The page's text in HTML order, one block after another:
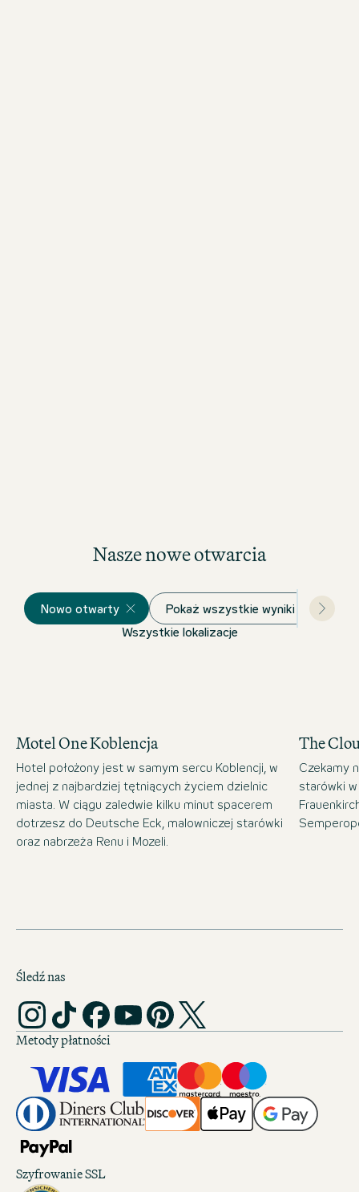
Nasze nowe otwarcia
Nowo otwarty Pokaż wszystkie wyniki
Wszystkie lokalizacje
Motel One Koblencja
Hotel położony jest w samym sercu Koblencji, w
jednej z najbardziej tętniących życiem dzielnic
miasta. W ciągu zaledwie kilku minut spacerem
dotrzesz do Deutsche Eck, malowniczej starówki
oraz nabrzeża Renu i Mozeli.
The
Czekamy
starówki
Śledź nas
Metody płatności
Szyfrowanie SSL